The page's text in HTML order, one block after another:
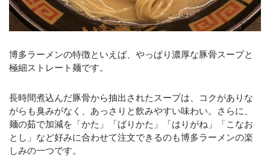
博多ラーメンの特徴といえば、やっぱり濃厚な豚骨スープと
極細ストレート麺です。
長時間煮込んだ豚骨から抽出されたスープは、コクがありな
がらも臭みがなく、あっさりと飲みやすい味わい。さらに、
麺の茹で加減を「かた」「ばりかた」「はりがね」「こなお
とし」など好みに合わせて注文できるのも博多ラーメンの楽
しみの一つです。